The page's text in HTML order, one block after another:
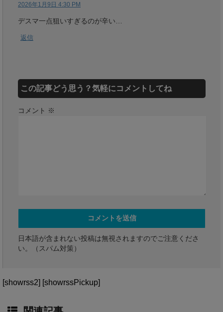
2026年1月9日 4:30 PM
デスマ一点狙いすぎるのが辛い…
返信
この記事どう思う？気軽にコメントしてね
コメント ※
日本語が含まれない投稿は無視されますのでご注意くださ
い。（スパム対策）
[showrss2] [showrssPickup]